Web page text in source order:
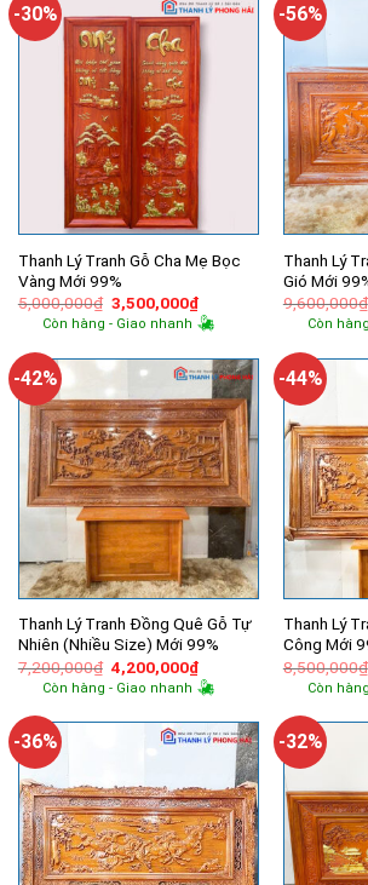
-30%
Thanh Lý Tranh Gỗ Cha Mẹ Bọc
Vàng Mới 99%
5,000,000₫ Giá
gốc
là:
3,500,000₫Giá
hiện
tại
3,500,000₫.
Còn hàng - Giao nhanh
-56%
Thanh Lý
Gió Mới
9,600,000₫
Còn
-42%
Thanh Lý Tranh Đồng Quê Gỗ Tự
Nhiên (Nhiều Size) Mới 99%
7,200,000₫ Giá
gốc
là:
4,200,000₫Giá
hiện
tại
4,200,000₫.
Còn hàng - Giao nhanh
-44%
Thanh Lý
Công Mới
8,500,000₫
Còn
-36% -32%